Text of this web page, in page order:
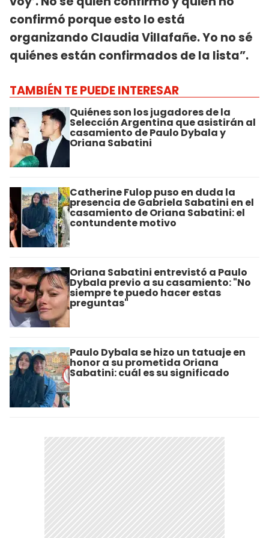
confirmó porque esto lo está
organizando Claudia Villafañe. Yo no sé
quiénes están confirmados de la lista”.
TAMBIÉN TE PUEDE INTERESAR
Quiénes son los jugadores de la
Selección Argentina que asistirán al
casamiento de Paulo Dybala y
Oriana Sabatini
Catherine Fulop puso en duda la
presencia de Gabriela Sabatini en el
casamiento de Oriana Sabatini: el
contundente motivo
Oriana Sabatini entrevistó a Paulo
Dybala previo a su casamiento: "No
siempre te puedo hacer estas
preguntas"
Paulo Dybala se hizo un tatuaje en
honor a su prometida Oriana
Sabatini: cuál es su significado